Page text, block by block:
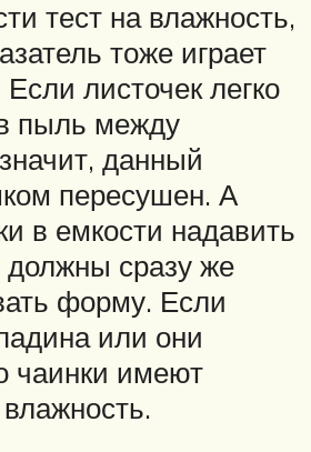
тест на влажность,
тоже играет
листочек легко
пыль между
данный
пересушен. А
в емкости надавить
сразу же
форму. Если
или они
чаинки имеют